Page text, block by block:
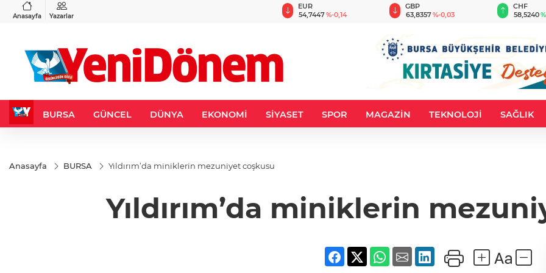
Anasayfa Yazarlar
%0,04
EUR
54,7447%-0,14
GBP
63,8357%-0,03
CHF
58,5240
BURSA GÜNCEL DÜNYA EKONOMİ SİYASET SPOR MAGAZİN TEKNOLOJİ SAĞLIK
Anasayfa BURSA Yıldırım’da miniklerin mezuniyet coşkusu
Yıldırım’da miniklerin